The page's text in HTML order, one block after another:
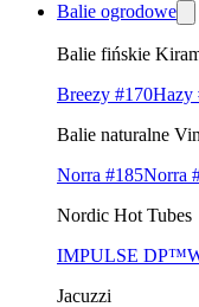
Balie ogrodowe
Balie fińskie
Breezy #170Hazy
Balie naturalne
Norra #185Norra
Nordic Hot Tubes
IMPULSE DP™
Jacuzzi